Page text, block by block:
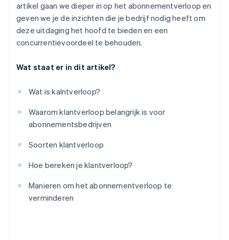
artikel gaan we dieper in op het abonnementverloop en
geven we je de inzichten die je bedrijf nodig heeft om
deze uitdaging het hoofd te bieden en een
concurrentievoordeel te behouden.
Wat staat er in dit artikel?
Wat is kalntverloop?
Waarom klantverloop belangrijk is voor
abonnementsbedrijven
Soorten klantverloop
Hoe bereken je klantverloop?
Manieren om het abonnementverloop te
verminderen